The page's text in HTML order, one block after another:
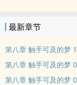
官。
他见到她的第一眼便说
自此，时光与你皆可期
最新章节
第八章 触手可及的梦
第八章 触手可及的梦
第八章 触手可及的梦